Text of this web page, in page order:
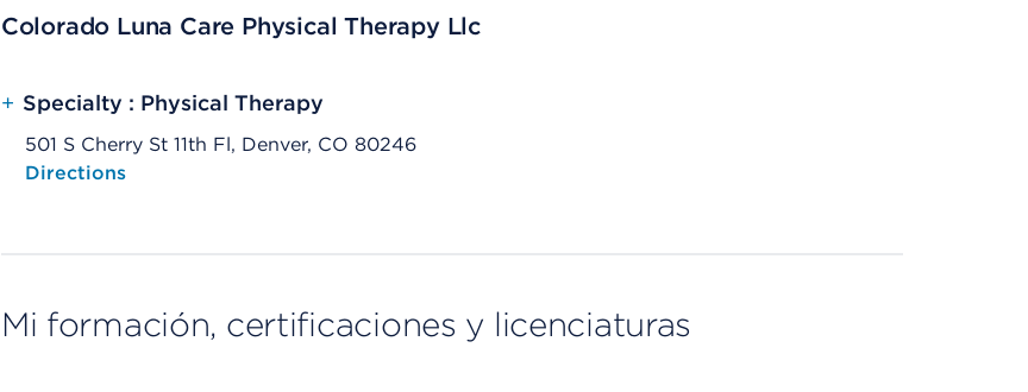
Colorado Luna Care Physical Therapy Llc
+ Specialty : Physical Therapy
501 S Cherry St 11th Fl, Denver, CO 80246
Opens native map application on mobile devices
Directions
Mi formación, certificaciones y licenciaturas